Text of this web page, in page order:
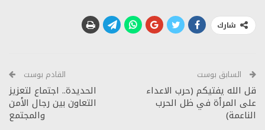
شارك
السابق بوست
قل الله يفتيكم (حرب الاعداء
على المرأة في ظل الحرب
الناعمة)
القادم بوست
الحديدة.. اجتماع لتعزيز
التعاون بين رجال الأمن
والمجتمع